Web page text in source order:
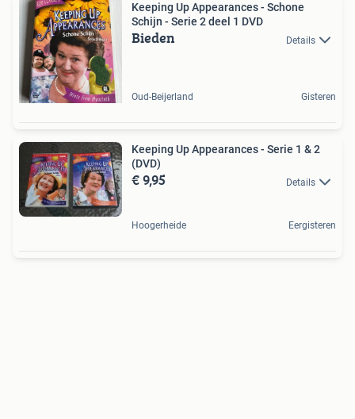
Keeping Up Appearances - Schone
Schijn - Serie 2 deel 1 DVD
Bieden Details
Oud-Beijerland Gisteren
Keeping Up Appearances - Serie 1 & 2
(DVD)
€ 9,95 Details
Hoogerheide Eergisteren